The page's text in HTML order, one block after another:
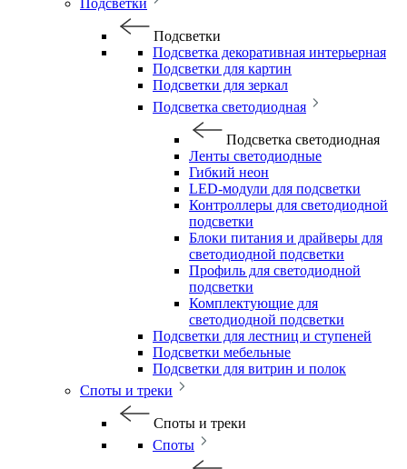
Подсветки
Подсветки
Подсветка декоративная интерьерная
Подсветки для картин
Подсветки для зеркал
Подсветка светодиодная
Подсветка светодиодная
Ленты светодиодные
Гибкий неон
LED-модули для подсветки
Контроллеры для светодиодной
подсветки
Блоки питания и драйверы для
светодиодной подсветки
Профиль для светодиодной
подсветки
Комплектующие для
светодиодной подсветки
Подсветки для лестниц и ступеней
Подсветки мебельные
Подсветки для витрин и полок
Споты и треки
Споты и треки
Споты